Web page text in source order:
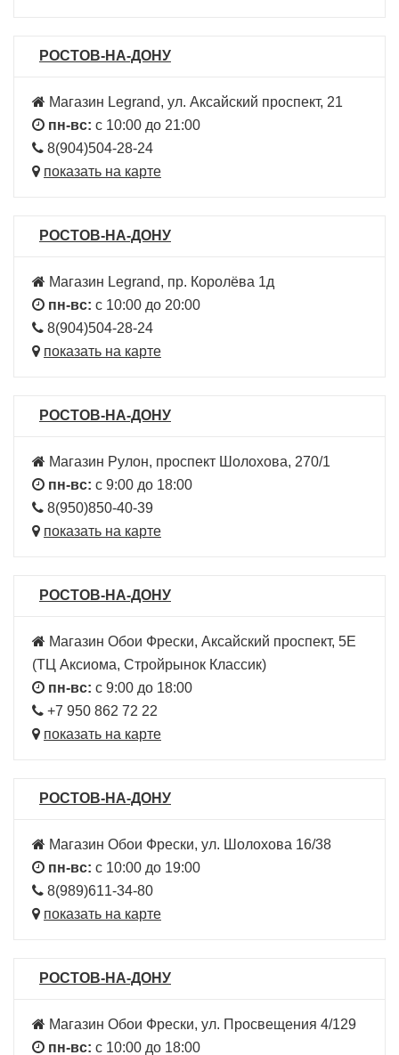
РОСТОВ-НА-ДОНУ
Магазин Legrand, ул. Аксайский проспект, 21
пн-вс: с 10:00 до 21:00
8(904)504-28-24
показать на карте
РОСТОВ-НА-ДОНУ
Магазин Legrand, пр. Королёва 1д
пн-вс: с 10:00 до 20:00
8(904)504-28-24
показать на карте
РОСТОВ-НА-ДОНУ
Магазин Рулон, проспект Шолохова, 270/1
пн-вс: с 9:00 до 18:00
8(950)850-40-39
показать на карте
РОСТОВ-НА-ДОНУ
Магазин Обои Фрески, Аксайский проспект, 5Е
(ТЦ Аксиома, Стройрынок Классик)
пн-вс: с 9:00 до 18:00
+7 950 862 72 22
показать на карте
РОСТОВ-НА-ДОНУ
Магазин Обои Фрески, ул. Шолохова 16/38
пн-вс: с 10:00 до 19:00
8(989)611-34-80
показать на карте
РОСТОВ-НА-ДОНУ
Магазин Обои Фрески, ул. Просвещения 4/129
пн-вс: с 10:00 до 18:00